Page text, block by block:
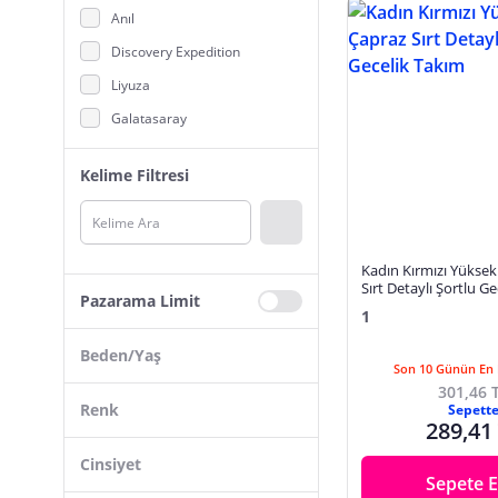
Anıl
Discovery Expedition
Liyuza
Galatasaray
DeFacto
adidas
Gallipoli
Miorre
Casall
Calvin Klein
Kelime Filtresi
Pazarama Limit
Beden/Yaş
Renk
Cinsiyet
Kadın Kırmızı
Sırt Detaylı Şortlu
1
Son 10 Günün En
301,46
Sepette
289,41
Sepete